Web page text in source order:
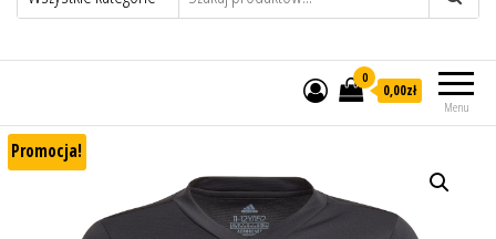
Menu
0
0,00zł
Promocja!